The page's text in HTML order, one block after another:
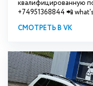
квалифицированную
+74951368844 📲
СМОТРЕТЬ В VK